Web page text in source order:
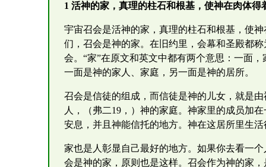
1 活神的家，真理的柱石和根基，使神在肉体得
宇宙召会是活神的家，真理的柱石和根基，使
们，召会是神的家。在旧约里，会幕和圣殿都
会。“家”在原文和英文中都有两个意思：一面
一面是神的家人、家庭，另一面是神的居所。
召会是信徒的组成，而信徒是神的儿女，就是
人，（弗二19，）神的家庭。神家里的成员加
安息，并且神能信托的地方。神在这居所里生
家也是人彰显自己最好的地方。如果你去看一
会是神的家，原则也是这样。召会作为神的家